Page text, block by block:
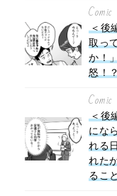
Comic
＜後
取っ
か！
怒！？
Comic
＜後
にな
れる
れた
るこ